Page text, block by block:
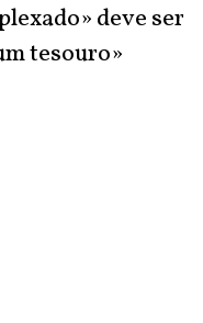
deve ser
tesouro»